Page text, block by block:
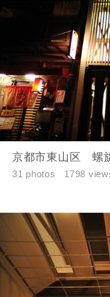
京都市東山区 螺
31 photos 1798
都道府県
市区町村
町名
番地、建物名
建築予定地